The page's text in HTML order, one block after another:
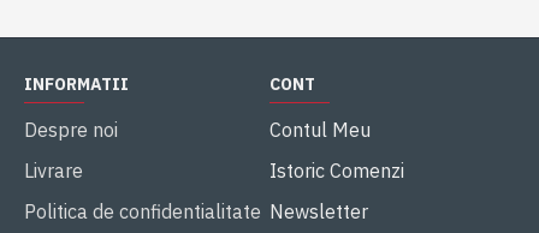
INFORMATII
Despre noi
Livrare
Politica de confidentialitate
CONT
Contul Meu
Istoric Comenzi
Newsletter